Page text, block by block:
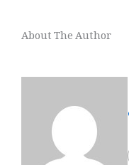
About The Author